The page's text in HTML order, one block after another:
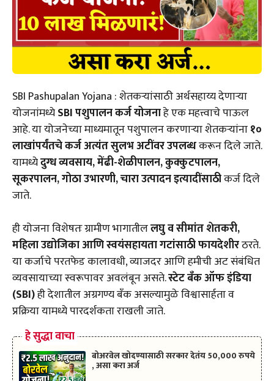
SBI Pashupalan Yojana : शेतकऱ्यांसाठी अर्थसहाय्य देणाऱ्या
योजनांमध्येSBI पशुपालन कर्ज योजनाहे एक महत्त्वाचे पाऊल
आहे. या योजनेच्या माध्यमातून पशुपालन करणाऱ्या शेतकऱ्यांना१०
लाखांपर्यंतचे कर्ज अत्यंत सुलभ अटींवर उपलब्धकरून दिले जाते.
यामध्येदुग्ध व्यवसाय, मेंढी-शेळीपालन, कुक्कुटपालन,
सूकरपालन, गोठा उभारणी, चारा उत्पादन इत्यादींसाठीकर्ज दिले
जाते.
ही योजना विशेषतः ग्रामीण भागातीललघु व सीमांत शेतकरी,
महिला उद्योजिका आणि स्वयंसहायता गटांसाठी फायदेशीरठरते.
या कर्जाचे परतफेड कालावधी, व्याजदर आणि हमीची अट संबंधित
व्यवसायाच्या स्वरूपावर अवलंबून असते.स्टेट बँक ऑफ इंडिया
(SBI)ही देशातील अग्रगण्य बँक असल्यामुळे विश्वासार्हता व
प्रक्रिया यामध्ये पारदर्शकता राखली जाते.
हे सुद्धा वाचा
बोअरवेल खोदण्यासाठी सरकार देतंय 50,000 रुपये
, असा करा अर्ज